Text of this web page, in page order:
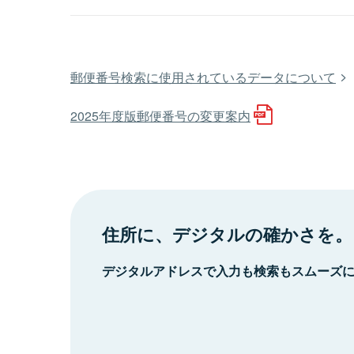
郵便番号検索に使用されているデータについて
2025年度版郵便番号の変更案内
住所に、デジタルの確かさを。
デジタルアドレスで入力も検索もスムーズ